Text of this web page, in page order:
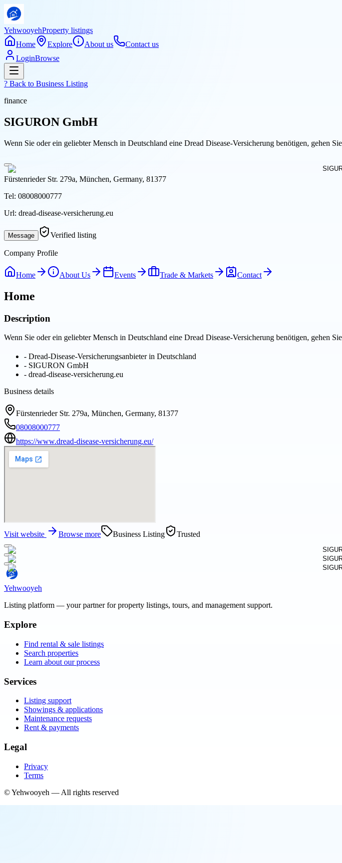
YehwooyehProperty listings
Home
Explore About us
Contact us
LoginBrowse
? Back to Business Listing
finance
SIGURON GmbH
Wenn Sie oder ein geliebter Mensch in Deutschland eine Dread Disease-Versicherung benötigen, gehen
Fürstenrieder Str. 279a, München, Germany, 81377
Tel: 08008000777
Url: dread-disease-versicherung.eu
Message Verified listing
Company Profile
Home About Us Events Trade & Markets Contact
Home
Description
Wenn Sie oder ein geliebter Mensch in Deutschland eine Dread Disease-Versicherung benötigen, gehen
- Dread-Disease-Versicherungsanbieter in Deutschland
- SIGURON GmbH
- dread-disease-versicherung.eu
Business details
Fürstenrieder Str. 279a, München, Germany, 81377
08008000777
https://www.dread-disease-versicherung.eu/
Visit website Browse more Business Listing Trusted
Yehwooyeh
Listing platform — your partner for property listings, tours, and management support.
Explore
Find rental & sale listings
Search properties
Learn about our process
Services
Listing support
Showings & applications
Maintenance requests
Rent & payments
Legal
Privacy
Terms
©Yehwooyeh — All rights reserved